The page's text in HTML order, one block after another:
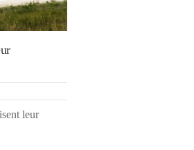
leur